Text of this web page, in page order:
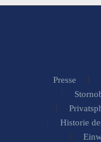
Presse
Historie